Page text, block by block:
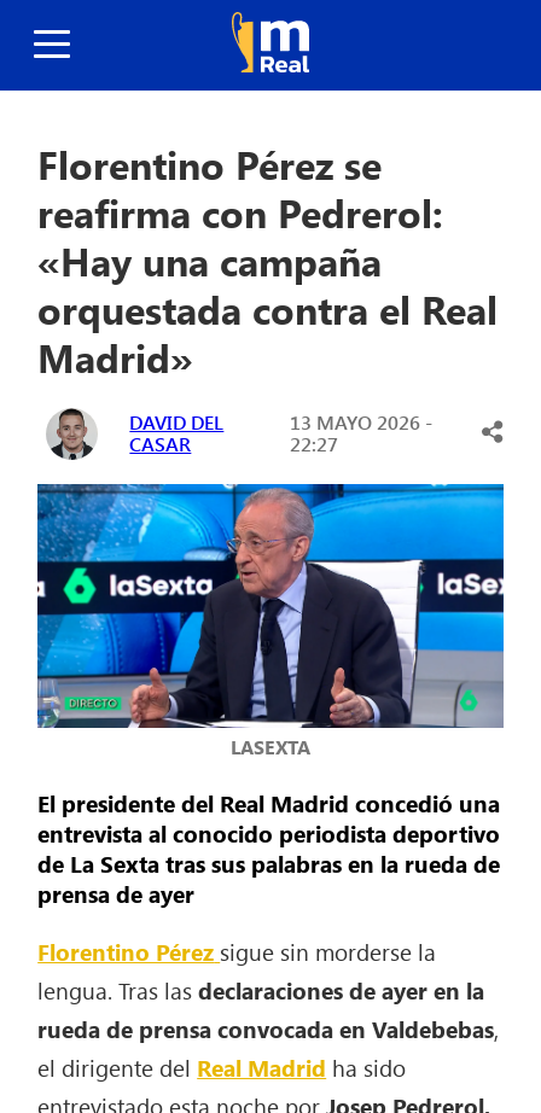
Florentino Pérez se
reafirma con Pedrerol:
«Hay una campaña
orquestada contra el Real
Madrid»
DAVID DEL
CASAR
13 MAYO 2026 -
22:27
LASEXTA
El presidente del Real Madrid concedió una
entrevista al conocido periodista deportivo
de La Sexta tras sus palabras en la rueda de
prensa de ayer
Florentino Pérez sigue sin morderse la
lengua. Tras lasdeclaraciones de ayer en la
rueda de prensa convocada en Valdebebas,
el dirigente del Real Madrid ha sido
entrevistado esta noche porJosep Pedrerol,